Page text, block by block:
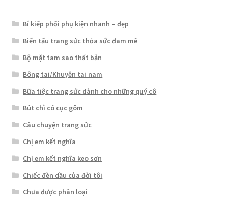
Bí kiếp phối phụ kiện nhanh – đẹp
Biến tấu trang sức thỏa sức đam mê
Bộ mặt tam sao thất bản
Bông tai/Khuyên tai nam
Bữa tiệc trang sức dành cho những quý cô
Bút chì có cục gôm
Câu chuyện trang sức
Chị em kết nghĩa
Chị em kết nghĩa keo sơn
Chiếc đèn dầu của đời tôi
Chưa được phân loại